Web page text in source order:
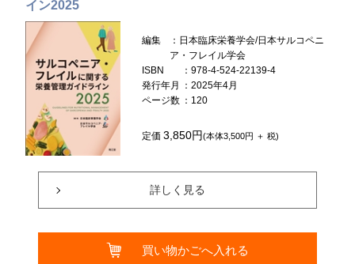
イン2025
編集
：日本臨床栄養学会/日本サルコペニ
ア・フレイル学会
ISBN
：978-4-524-22139-4
発行年月
：2025年4月
ページ数 ：120
定価3,850円(本体3,500円 ＋ 税)
詳しく見る
買い物かごへ入れる